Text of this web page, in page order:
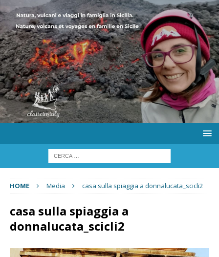
HOME Media casa sulla spiaggia a donnalucata_scicli2
casa sulla spiaggia a
donnalucata_scicli2